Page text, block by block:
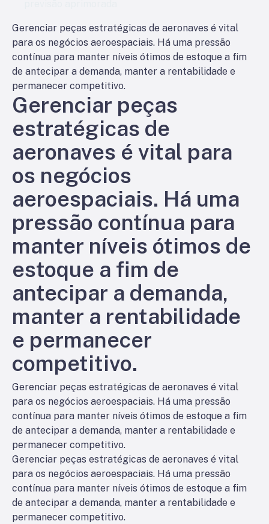
Gerenciar peças estratégicas de aeronaves é vital
para os negócios aeroespaciais. Há uma pressão
contínua para manter níveis ótimos de estoque a fim
de antecipar a demanda, manter a rentabilidade e
permanecer competitivo.
Gerenciar peças
estratégicas de
aeronaves é vital para
os negócios
aeroespaciais. Há uma
pressão contínua para
manter níveis ótimos de
estoque a fim de
antecipar a demanda,
manter a rentabilidade
e permanecer
competitivo.
Gerenciar peças estratégicas de aeronaves é vital
para os negócios aeroespaciais. Há uma pressão
contínua para manter níveis ótimos de estoque a fim
de antecipar a demanda, manter a rentabilidade e
permanecer competitivo.
Gerenciar peças estratégicas de aeronaves é vital
para os negócios aeroespaciais. Há uma pressão
contínua para manter níveis ótimos de estoque a fim
de antecipar a demanda, manter a rentabilidade e
permanecer competitivo.